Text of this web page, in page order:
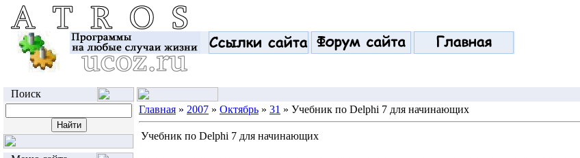
Поиск
Главная » 2007 » Октябрь » 31 » Учебник по Delphi 7 для начинающих
Учебник по Delphi 7 для начинающих